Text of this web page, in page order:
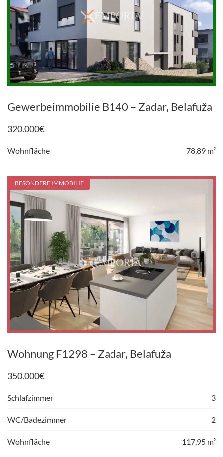
Gewerbeimmobilie B140 – Zadar, Belafuža
320.000€
Wohnfläche 78,89 m²
BESONDERE IMMOBILIE
Wohnung F1298 – Zadar, Belafuža
350.000€
Schlafzimmer 3
WC/Badezimmer 2
Wohnfläche 117,95 m²